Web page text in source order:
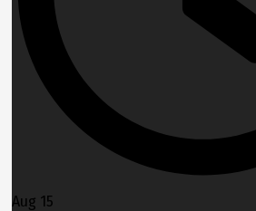
Aug 15